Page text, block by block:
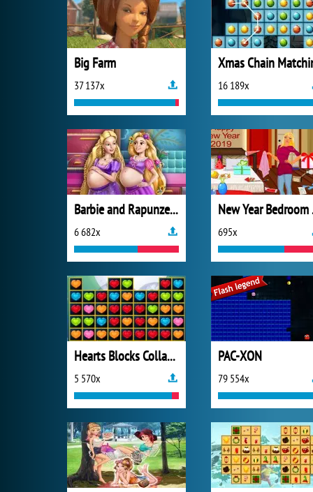
Big Farm
37 137x
Xmas Chain
16 189x
Barbie and Rapunzel Pregnant BFFs
6 682x 695x
Hearts Blocks Collapse
5 570x
PAC-XON
79 554x